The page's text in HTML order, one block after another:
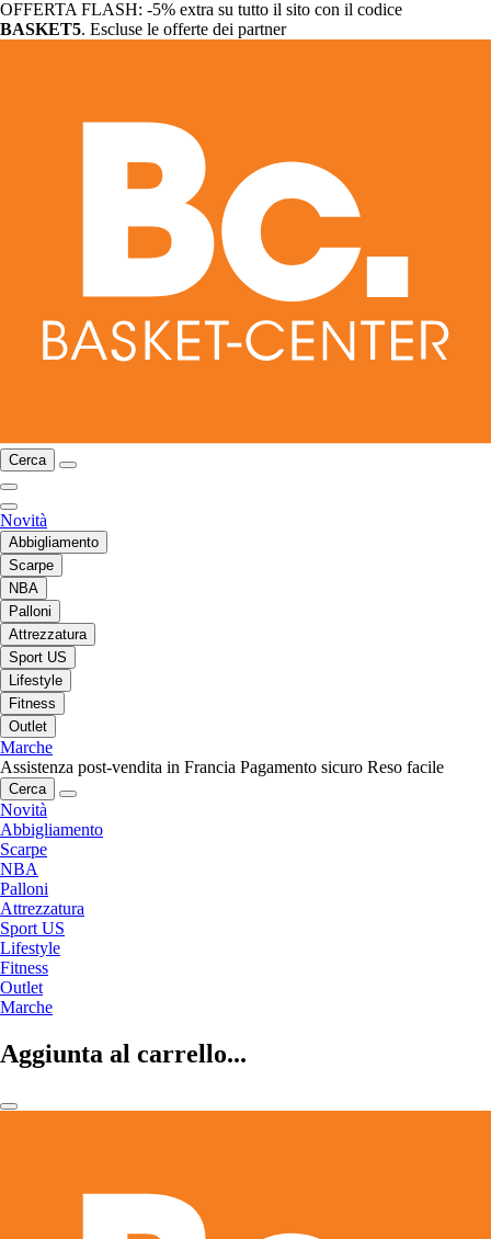
OFFERTA FLASH: -5% extra su tutto il sito con il codice
BASKET5. Escluse le offerte dei partner
Cerca
Novità
Abbigliamento
Scarpe
NBA
Palloni
Attrezzatura
Sport US
Lifestyle
Fitness
Outlet
Marche
Assistenza post-vendita in Francia Pagamento sicuro Reso facile
Cerca
Novità
Abbigliamento
Scarpe
NBA
Palloni
Attrezzatura
Sport US
Lifestyle
Fitness
Outlet
Marche
Aggiunta al carrello...